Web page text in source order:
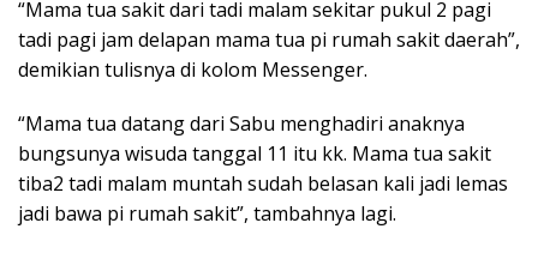
“Mama tua sakit dari tadi malam sekitar pukul 2 pagi
tadi pagi jam delapan mama tua pi rumah sakit daerah”,
demikian tulisnya di kolom Messenger.
“Mama tua datang dari Sabu menghadiri anaknya
bungsunya wisuda tanggal 11 itu kk. Mama tua sakit
tiba2 tadi malam muntah sudah belasan kali jadi lemas
jadi bawa pi rumah sakit”, tambahnya lagi.